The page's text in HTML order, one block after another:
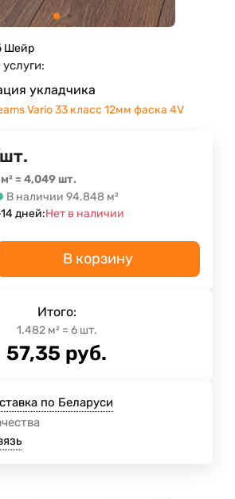
Шейр
укладчика
Vario 33 класс 12мм фаска 4V
шт.
= 4,049 шт.
В наличии 94.848 м²
дней:Нет в наличии
В корзину
Итого:
1.482м²= 6 шт.
57,35 руб.
по Беларуси